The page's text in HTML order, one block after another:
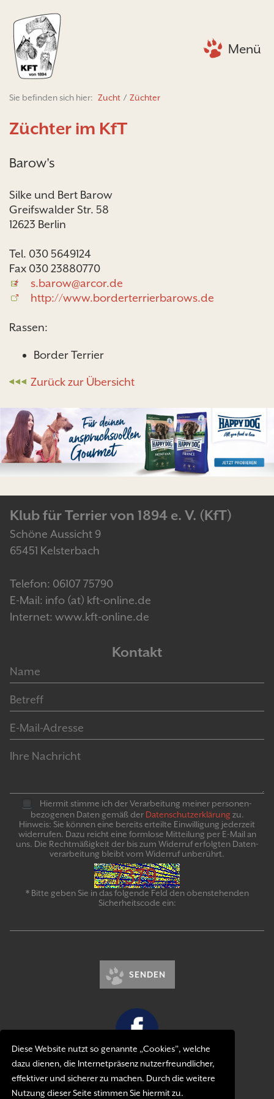
Diese Website nutzt so genannte „Cookies”, welche
dazu dienen, die Internetpräsenz nutzerfreundlicher,
effektiver und sicherer zu machen. Durch die weitere
Nutzung dieser Seite stimmen Sie hiermit zu.
Menü
Sie befinden sich hier: Zucht / Züchter
Züchter im KfT
Barow's
Silke und Bert Barow
Greifswalder Str. 58
12623 Berlin
Tel. 030 5649124
Fax 030 23880770
s.barow@arcor.de
http://www.borderterrierbarows.de
Rassen:
Border Terrier
Zurück zur Übersicht
Klub für Terrier von 1894 e. V. (KfT)
Schöne Aussicht 9
65451 Kelsterbach
Telefon: 06107 75790
E-Mail: info (at) kft-online.de
Internet: www.kft-online.de
Kontakt
Hiermit stimme ich der Verarbeitung meiner personen­
bezogenen Daten gemäß der Daten­schutz­er­klär­ung zu.
Hinweis: Sie können eine bereits erteilte Ein­willigung jeder­zeit
widerrufen. Dazu reicht eine formlose Mitteilung per E-Mail an
uns. Die Recht­mäßigkeit der bis zum Widerruf erfolgten Daten­
verarbeitung bleibt vom Wider­ruf un­be­rührt.
* Bitte geben Sie in das folgende Feld den obenstehenden
Sicherheitscode ein:
SENDEN
Impressum
Datenschutzerklärung